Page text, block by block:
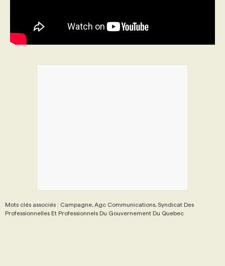
Mots clés associés : Campagne, Agc Communications, Syndicat Des
Professionnelles Et Professionnels Du Gouvernement Du Quebec